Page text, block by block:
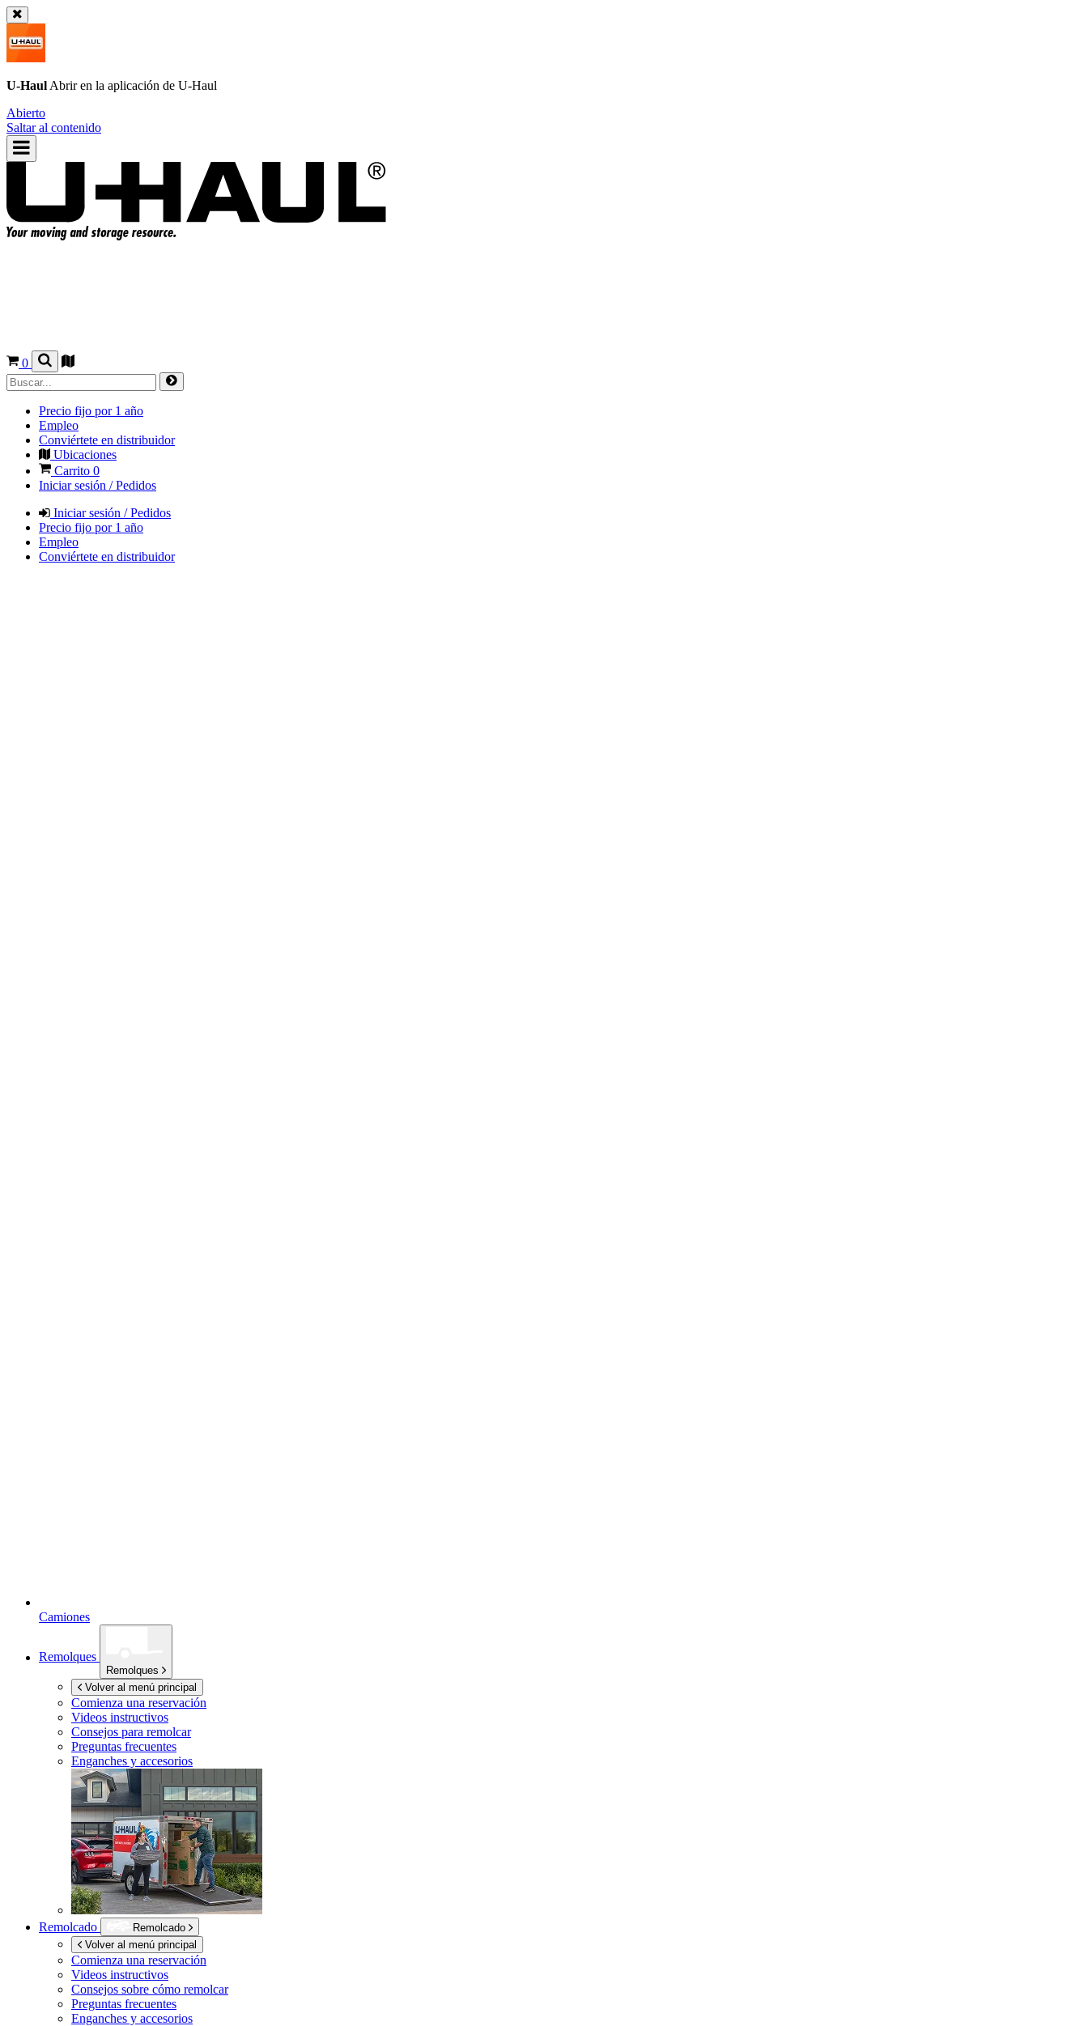
U-Haul Abrir en la aplicación de U-Haul
Abierto
Saltar al contenido
0
Precio fijo por 1 año
Empleo
Conviértete en distribuidor
Ubicaciones
Carrito 0
Iniciar sesión / Pedidos
Iniciar sesión / Pedidos
Precio fijo por 1 año
Empleo
Conviértete en distribuidor
Camiones
Remolques
Remolques
Volver al menú principal
Comienza una reservación
Videos instructivos
Consejos para remolcar
Preguntas frecuentes
Enganches y accesorios
Remolcado
Remolcado
Volver al menú principal
Comienza una reservación
Videos instructivos
Consejos sobre cómo remolcar
Preguntas frecuentes
Enganches y accesorios